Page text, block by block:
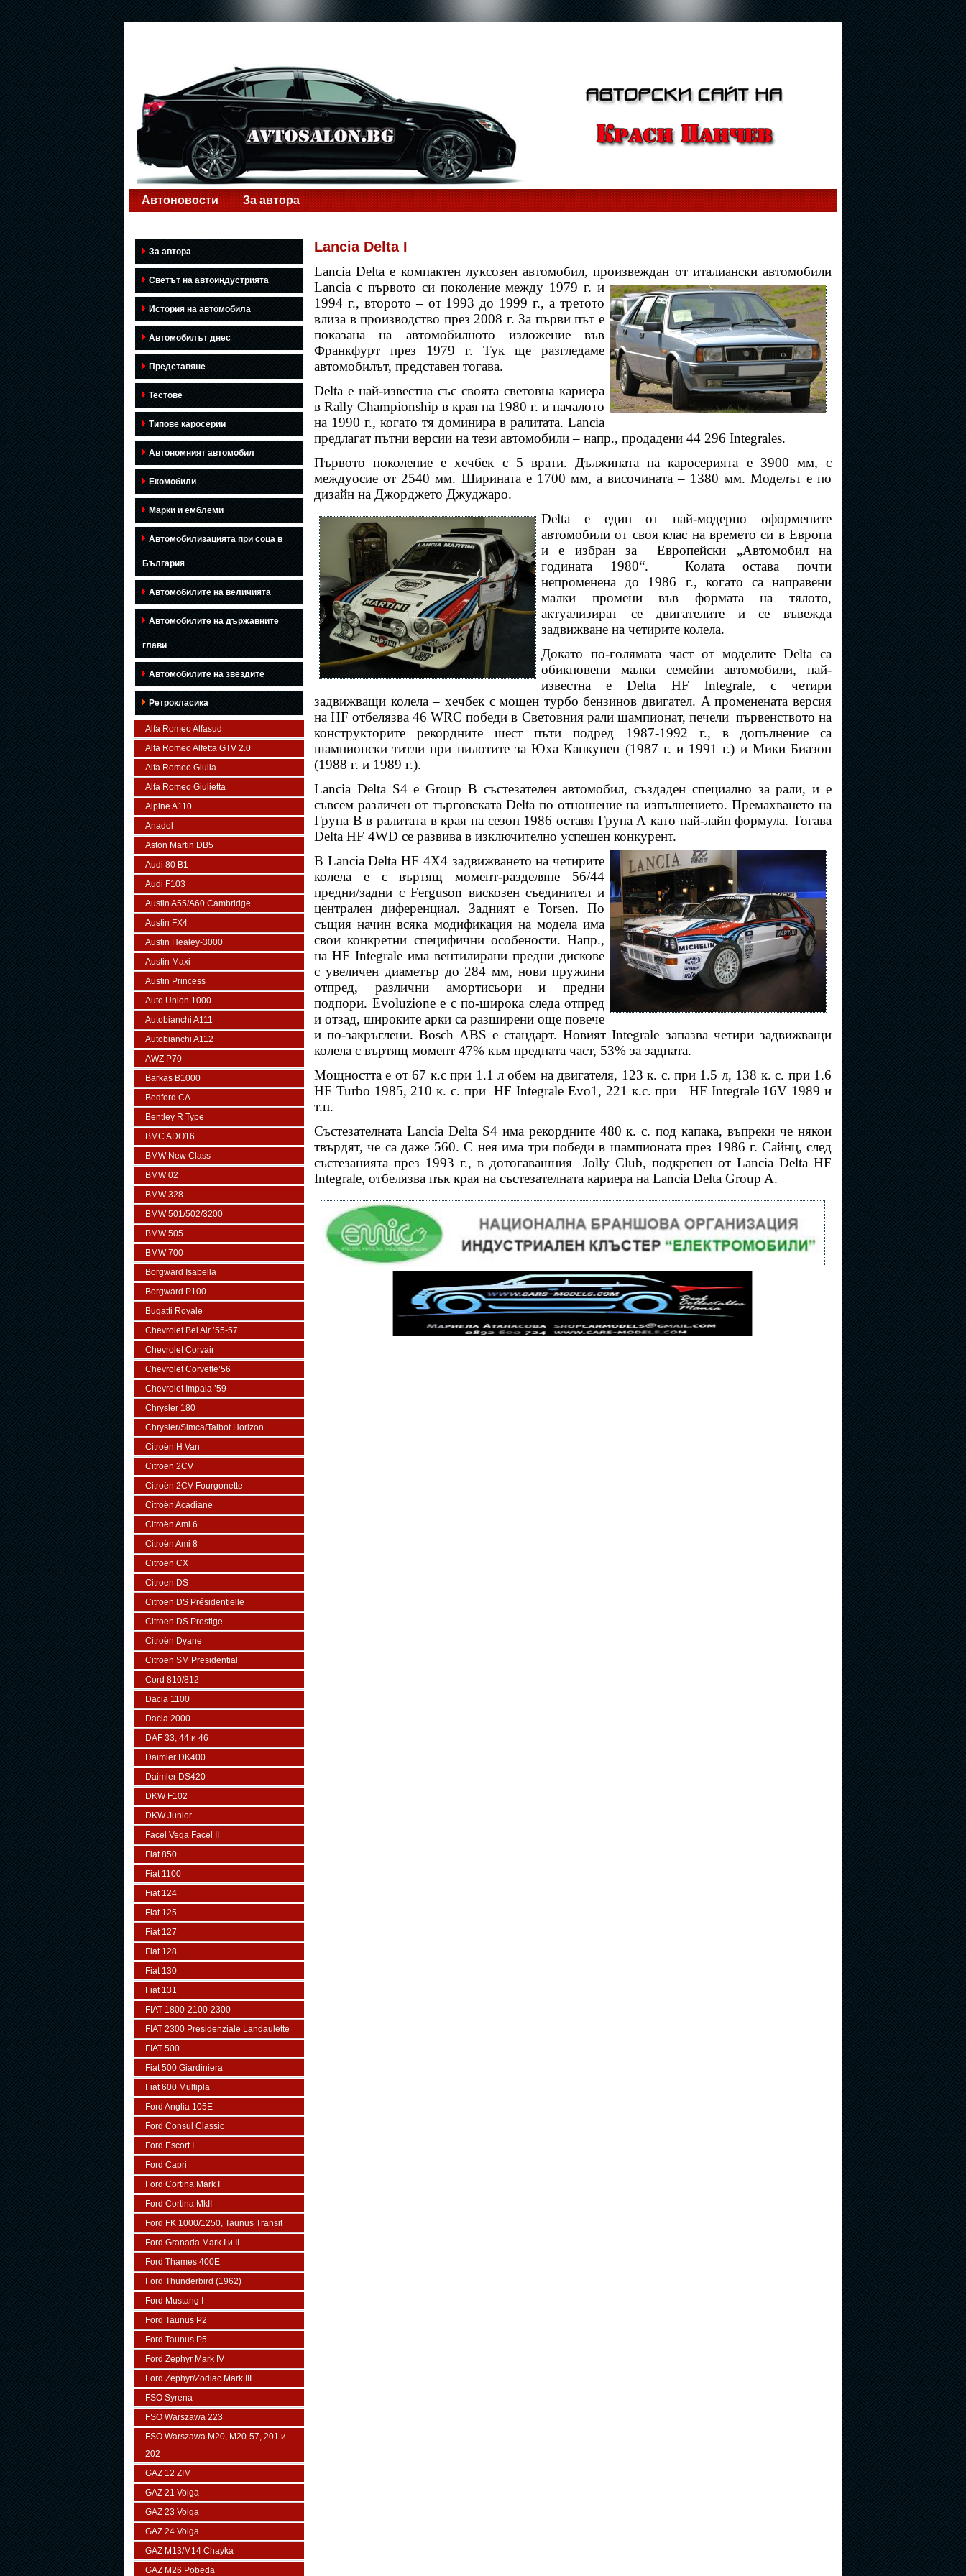
Автоновости За автора
За автора
Светът на автоиндустрията
История на автомобила
Автомобилът днес
Представяне
Тестове
Типове каросерии
Автономният автомобил
Екомобили
Марки и емблеми
Автомобилизацията при соца в
България
Автомобилите на величията
Автомобилите на държавните
глави
Автомобилите на звездите
Ретрокласика
Alfa Romeo Alfasud
Alfa Romeo Alfetta GTV 2.0
Alfa Romeo Giulia
Alfa Romeo Giulietta
Alpine A110
Anadol
Aston Martin DB5
Audi 80 B1
Audi F103
Austin A55/A60 Cambridge
Austin FX4
Austin Healey-3000
Austin Maxi
Austin Princess
Auto Union 1000
Autobianchi A111
Autobianchi A112
AWZ P70
Barkas B1000
Bedford CA
Bentley R Type
BMC ADO16
BMW New Class
BMW 02
BMW 328
BMW 501/502/3200
BMW 505
BMW 700
Borgward Isabella
Borgward P100
Bugatti Royale
Chevrolet Bel Air ’55-57
Chevrolet Corvair
Chevrolet Corvette’56
Chevrolet Impala ’59
Chrysler 180
Chrysler/Simca/Talbot Horizon
Citroën H Van
Citroen 2CV
Citroën 2CV Fourgonette
Citroën Acadiane
Citroën Ami 6
Citroën Ami 8
Citroën CX
Citroen DS
Citroën DS Présidentielle
Citroen DS Prestige
Citroën Dyane
Citroen SM Presidential
Cord 810/812
Dacia 1100
Dacia 2000
DAF 33, 44 и 46
Daimler DK400
Daimler DS420
DKW F102
DKW Junior
Facel Vega Facel II
Fiat 850
Fiat 1100
Fiat 124
Fiat 125
Fiat 127
Fiat 128
Fiat 130
Fiat 131
FIAT 1800-2100-2300
FIAT 2300 Presidenziale Landaulette
FIAT 500
Fiat 500 Giardiniera
Fiat 600 Multipla
Ford Anglia 105E
Ford Consul Classic
Ford Escort I
Ford Capri
Ford Cortina Mark I
Ford Cortina MkII
Ford FK 1000/1250, Taunus Transit
Ford Granada Mark I и II
Ford Thames 400E
Ford Thunderbird (1962)
Ford Mustang I
Ford Taunus P2
Ford Taunus P5
Ford Zephyr Mark IV
Ford Zephyr/Zodiac Mark III
FSO Syrena
FSO Warszawa 223
FSO Warszawa М20, M20-57, 201 и
202
GAZ 12 ZIM
GAZ 21 Volga
GAZ 23 Volga
GAZ 24 Volga
GAZ M13/M14 Chayka
GAZ M26 Pobeda
Lancia Delta I
Lancia Delta е компактен луксозен автомобил, произвеждан от италиански автомобили
Lancia с първото си поколение между 1979 г. и
1994 г., второто – от 1993 до 1999 г., а третото
влиза в производство през 2008 г. За първи път е
показана на автомобилното изложение във
Франкфурт през 1979 г. Тук ще разгледаме
автомобилът, представен тогава.
Delta е най-известна със своята световна кариера
в Rally Championship в края на 1980 г. и началото
на 1990 г., когато тя доминира в ралитата. Lancia
предлагат пътни версии на тези автомобили – напр., продадени 44 296 Integrales.
Първото поколение е хечбек с 5 врати. Дължината на каросерията е 3900 мм, с
междуосие от 2540 мм. Ширината е 1700 мм, а височината – 1380 мм. Моделът е по
дизайн на Джорджето Джуджаро.
Delta е един от най-модерно оформените
автомобили от своя клас на времето си в Европа
и е избран за
Европейски „Автомобил на
годината 1980“.
Колата остава почти
непроменена до 1986 г., когато са направени
малки промени във формата на тялото,
актуализират се двигателите и се въвежда
задвижване на четирите колела.
Докато по-голямата част от моделите Delta са
обикновени малки семейни автомобили, най-
известна е Delta HF Integrale, с четири
задвижващи колела – хечбек с мощен турбо бензинов двигател. A променената версия
на HF отбелязва 46 WRC победи в Световния рали шампионат, печели първенството на
конструкторите рекордните шест пъти подред 1987-1992 г., в допълнение са
шампионски титли при пилотите за Юха Канкунен (1987 г. и 1991 г.) и Мики Биазон
(1988 г. и 1989 г.).
Lancia Delta S4 е Group B състезателен автомобил, създаден специално за рали, и е
съвсем различен от търговската Delta по отношение на изпълнението. Премахването на
Група B в ралитата в края на сезон 1986 оставя Група А като най-лайн формула. Тогава
Delta HF 4WD се развива в изключително успешен конкурент.
В Lancia Delta HF 4X4 задвижването на четирите
колела е с въртящ момент-разделяне 56/44
предни/задни с Ferguson вискозен съединител и
централен диференциал. Задният е Torsen. По
същия начин всяка модификация на модела има
свои конкретни специфични особености. Напр.,
на HF Integrale има вентилирани предни дискове
с увеличен диаметър до 284 мм, нови пружини
отпред, различни амортисьори и предни
подпори. Evoluzione е с по-широка следа отпред
и отзад, широките арки са разширени още повече
и по-закръглени. Bosch ABS е стандарт. Новият Integrale запазва четири задвижващи
колела с въртящ момент 47% към предната част, 53% за задната.
Мощността е от 67 к.с при 1.1 л обем на двигателя, 123 к. с. при 1.5 л, 138 к. с. при 1.6
HF Turbo 1985, 210 к. с. при HF Integrale Evo1, 221 к.с. при
HF Integrale 16V 1989 и
т.н.
Състезателната Lancia Delta S4 има рекордните 480 к. с. под капака, въпреки че някои
твърдят, че са даже 560. С нея има три победи в шампионата през 1986 г. Сайнц, след
състезанията през 1993 г., в дотогавашния
Jolly Club, подкрепен от Lancia Delta HF
Integrale, отбелязва пък края на състезателната кариера на Lancia Delta Group A.